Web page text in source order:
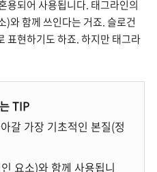
용되어 사용됩니다. 태그라인의
)와 함께 쓰인다는 거죠. 슬로건
표현하기도 하죠. 하지만 태그라
TIP
갈 가장 기초적인 본질(정
요소)와 함께 사용됩니